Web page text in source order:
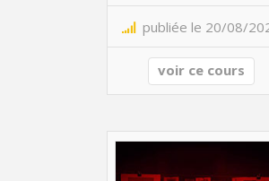
publiée le 20/08/
voir ce cours